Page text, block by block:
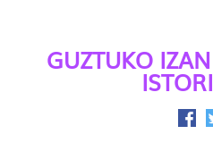
GUZTUKO